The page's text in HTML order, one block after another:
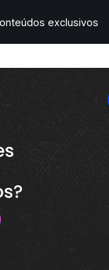
exclusivos